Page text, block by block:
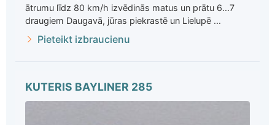
ātrumu līdz 80 km/h izvēdinās matus un prātu 6...7
draugiem Daugavā, jūras piekrastē un Lielupē ...
Pieteikt izbraucienu
KUTERIS BAYLINER 285